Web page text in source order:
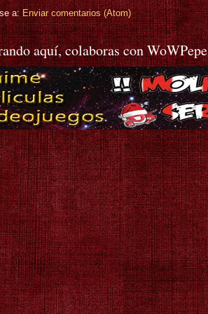
a:Enviar comentarios (Atom)
aquí, colaboras con WoWPepe